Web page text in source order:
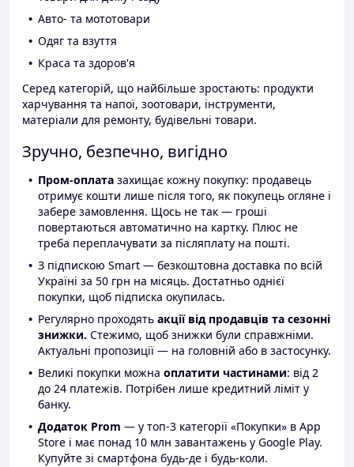
Авто- та мототовари
Одяг та взуття
Краса та здоров'я
Серед категорій, що найбільше зростають: продукти
харчування та напої, зоотовари, інструменти,
матеріали для ремонту, будівельні товари.
Зручно, безпечно, вигідно
Пром-оплата захищає кожну покупку: продавець
отримує кошти лише після того, як покупець огляне і
забере замовлення. Щось не так — гроші
повертаються автоматично на картку. Плюс не
треба переплачувати за післяплату на пошті.
З підпискою Smart — безкоштовна доставка по всій
Україні за 50 грн на місяць. Достатньо однієї
покупки, щоб підписка окупилась.
Регулярно проходять акції від продавців та сезонні
знижки. Стежимо, щоб знижки були справжніми.
Актуальні пропозиції — на головній або в застосунку.
Великі покупки можна оплатити частинами: від 2
до 24 платежів. Потрібен лише кредитний ліміт у
банку.
Додаток Prom — у топ-3 категорії «Покупки» в App
Store і має понад 10 млн завантажень у Google Play.
Купуйте зі смартфона будь-де і будь-коли.